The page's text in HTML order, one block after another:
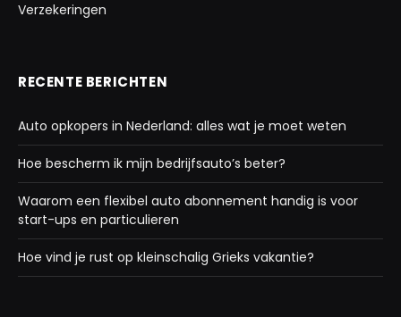
Verzekeringen
RECENTE BERICHTEN
Auto opkopers in Nederland: alles wat je moet weten
Hoe bescherm ik mijn bedrijfsauto’s beter?
Waarom een flexibel auto abonnement handig is voor
start-ups en particulieren
Hoe vind je rust op kleinschalig Grieks vakantie?